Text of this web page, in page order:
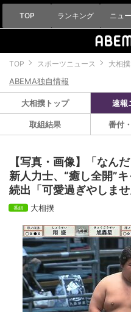
TOP ランキング ニュ
TOP スポーツニュース 大相撲
ABEMA独自情報
大相撲トップ 速報
取組結果 番付
【写真・画像】「なん
新人力士、“癒し全開”
続出「可愛過ぎやしま
大相撲